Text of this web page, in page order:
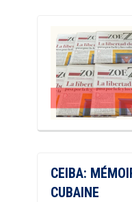
CEIBA:
CUBAINE